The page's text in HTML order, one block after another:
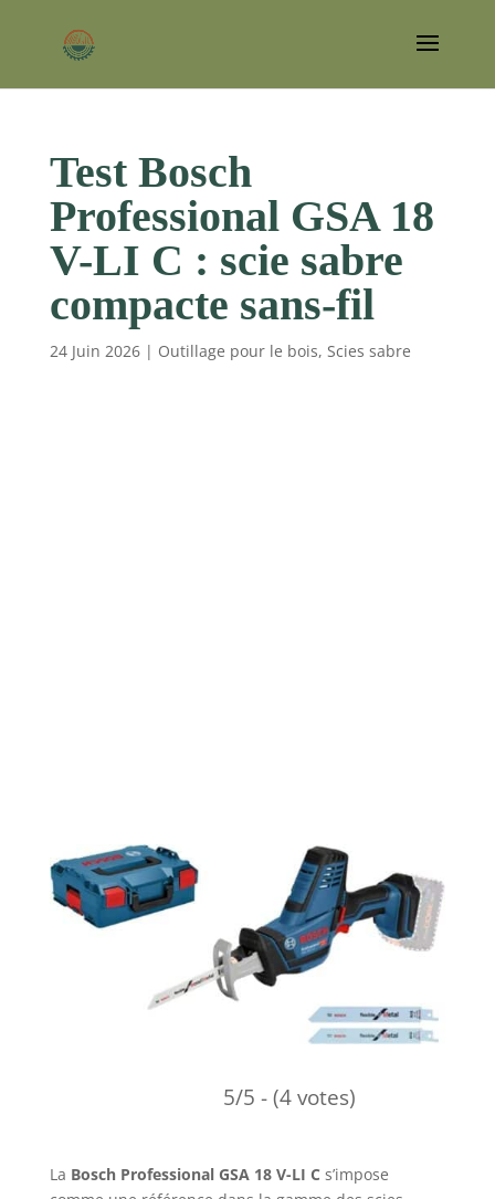
Test Bosch
Professional GSA 18
V-LI C : scie sabre
compacte sans-fil
24 Juin 2026| Outillage pour le bois, Scies sabre
5/5 - (4 votes)
La Bosch Professional GSA 18 V-LI C s’impose